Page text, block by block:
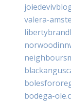
valera-
bodega-